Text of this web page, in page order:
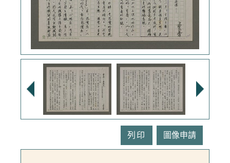
列印